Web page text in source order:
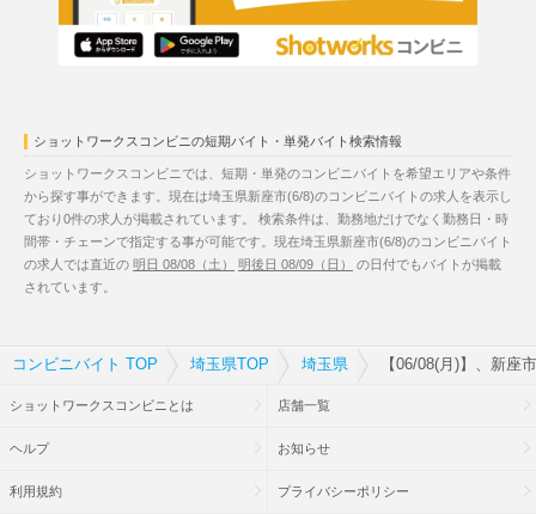
ショットワークスコンビニの短期バイト・単発バイト検索情報
ショットワークスコンビニでは、短期・単発のコンビニバイトを希望エリアや条件
から探す事ができます。現在は埼玉県新座市(6/8)のコンビニバイトの求人を表示し
ており0件の求人が掲載されています。 検索条件は、勤務地だけでなく勤務日・時
間帯・チェーンで指定する事が可能です。現在埼玉県新座市(6/8)のコンビニバイト
の求人では直近の 明日 08/08（土） 明後日 08/09（日）
の日付でもバイトが掲載
されています。
コンビニバイト TOP 埼玉県TOP 埼玉県 【06/08(月)】、新座
ショットワークスコンビニとは 店舗一覧
ヘルプ お知らせ
利用規約 プライバシーポリシー